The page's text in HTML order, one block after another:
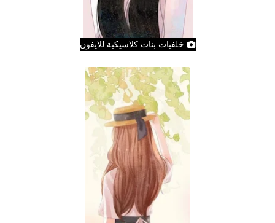
خلفيات بنات كلاسيكية للايفون